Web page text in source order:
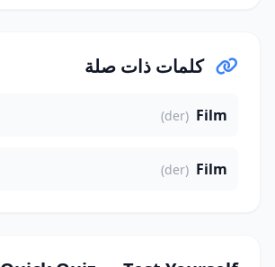
كلمات ذات صلة
Film
(der)
Film
(der)